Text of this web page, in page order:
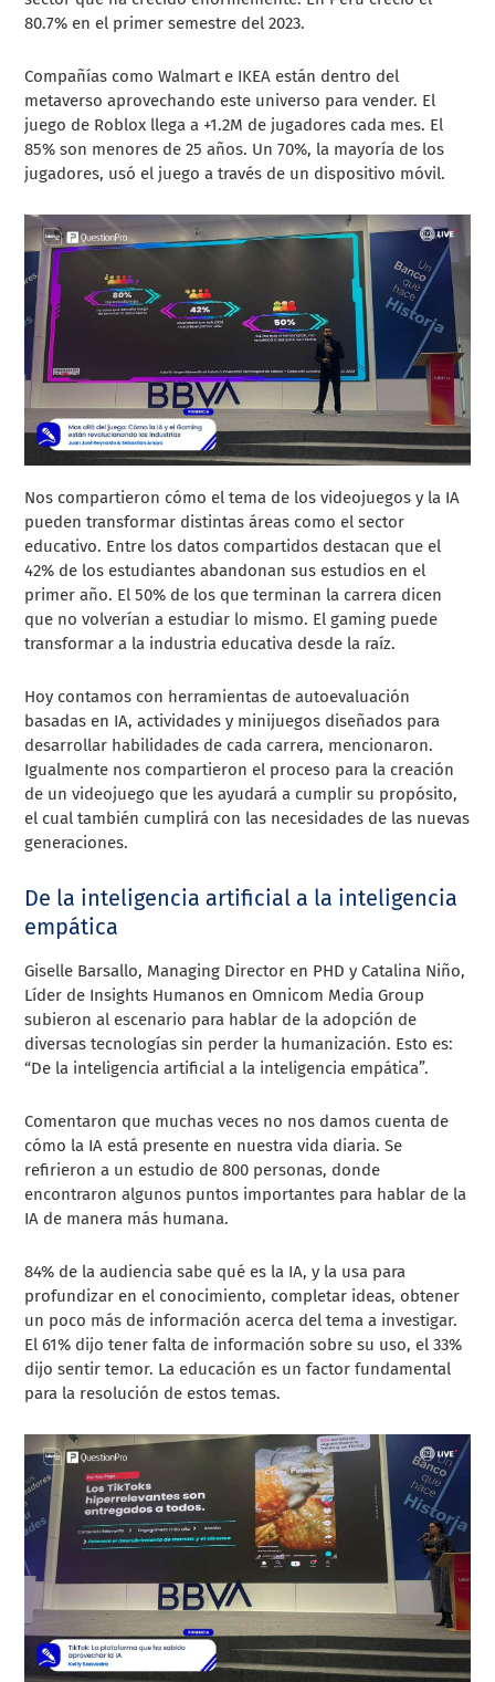
80.7% en el primer semestre del 2023.
Compañías como Walmart e IKEA están dentro del
metaverso aprovechando este universo para vender. El
juego de Roblox llega a +1.2M de jugadores cada mes. El
85% son menores de 25 años. Un 70%, la mayoría de los
jugadores, usó el juego a través de un dispositivo móvil.
Nos compartieron cómo el tema de los videojuegos y la IA
pueden transformar distintas áreas como el sector
educativo. Entre los datos compartidos destacan que el
42% de los estudiantes abandonan sus estudios en el
primer año. El 50% de los que terminan la carrera dicen
que no volverían a estudiar lo mismo. El gaming puede
transformar a la industria educativa desde la raíz.
Hoy contamos con herramientas de autoevaluación
basadas en IA, actividades y minijuegos diseñados para
desarrollar habilidades de cada carrera, mencionaron.
Igualmente nos compartieron el proceso para la creación
de un videojuego que les ayudará a cumplir su propósito,
el cual también cumplirá con las necesidades de las nuevas
generaciones.
De la inteligencia artificial a la inteligencia
empática
Giselle Barsallo, Managing Director en PHD y Catalina Niño,
Líder de Insights Humanos en Omnicom Media Group
subieron al escenario para hablar de la adopción de
diversas tecnologías sin perder la humanización. Esto es:
“De la inteligencia artificial a la inteligencia empática”.
Comentaron que muchas veces no nos damos cuenta de
cómo la IA está presente en nuestra vida diaria. Se
refirieron a un estudio de 800 personas, donde
encontraron algunos puntos importantes para hablar de la
IA de manera más humana.
84% de la audiencia sabe qué es la IA, y la usa para
profundizar en el conocimiento, completar ideas, obtener
un poco más de información acerca del tema a investigar.
El 61% dijo tener falta de información sobre su uso, el 33%
dijo sentir temor. La educación es un factor fundamental
para la resolución de estos temas.